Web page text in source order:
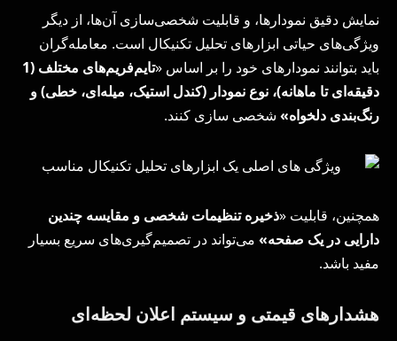
نمایش دقیق نمودارها، و قابلیت شخصی‌سازی آن‌ها، از دیگر
ویژگی‌های حیاتی ابزارهای تحلیل تکنیکال است. معامله‌گران
باید بتوانند نمودارهای خود را بر اساس «تایم‌فریم‌های مختلف (1
دقیقه‌ای تا ماهانه)، نوع نمودار (کندل استیک، میله‌ای، خطی) و
رنگ‌بندی دلخواه» شخصی سازی کنند.
همچنین، قابلیت «ذخیره تنظیمات شخصی و مقایسه چندین
دارایی در یک صفحه» می‌تواند در تصمیم‌گیری‌های سریع بسیار
مفید باشد.
هشدارهای قیمتی و سیستم اعلان لحظه‌ای